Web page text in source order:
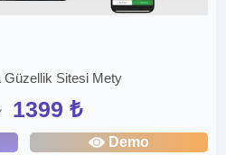
Güzellik Sitesi Mety
1399 ₺
Demo